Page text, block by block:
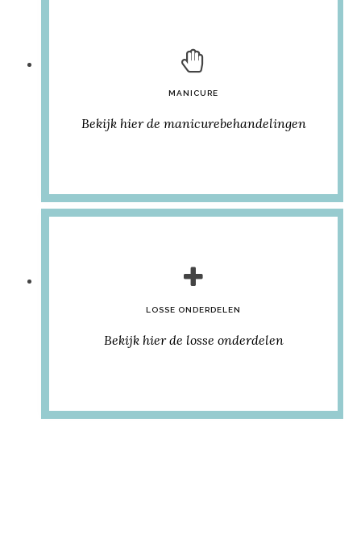
MANICURE
Bekijk hier de manicurebehandelingen
LOSSE ONDERDELEN
Bekijk hier de losse onderdelen